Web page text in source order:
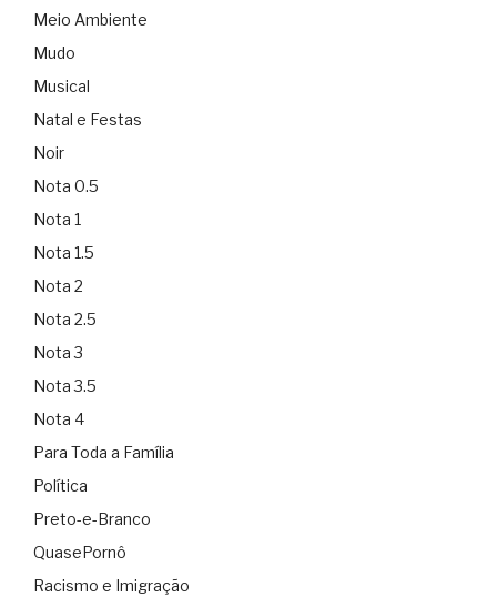
Meio Ambiente
Mudo
Musical
Natal e Festas
Noir
Nota 0.5
Nota 1
Nota 1.5
Nota 2
Nota 2.5
Nota 3
Nota 3.5
Nota 4
Para Toda a Família
Política
Preto-e-Branco
QuasePornô
Racismo e Imigração